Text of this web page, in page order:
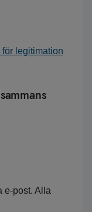
legitimation
e-post. Alla